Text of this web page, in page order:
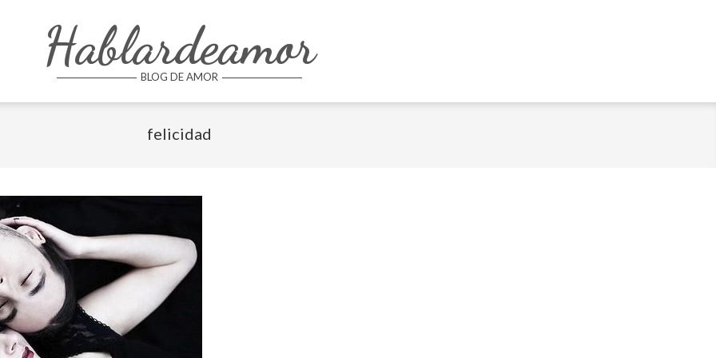
Hablardeamor
BLOG DE AMOR
felicidad